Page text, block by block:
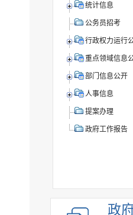
统计信息
公务员招考
行政权力运行
重点领域信息
部门信息公开
人事信息
提案办理
政府工作报告
政